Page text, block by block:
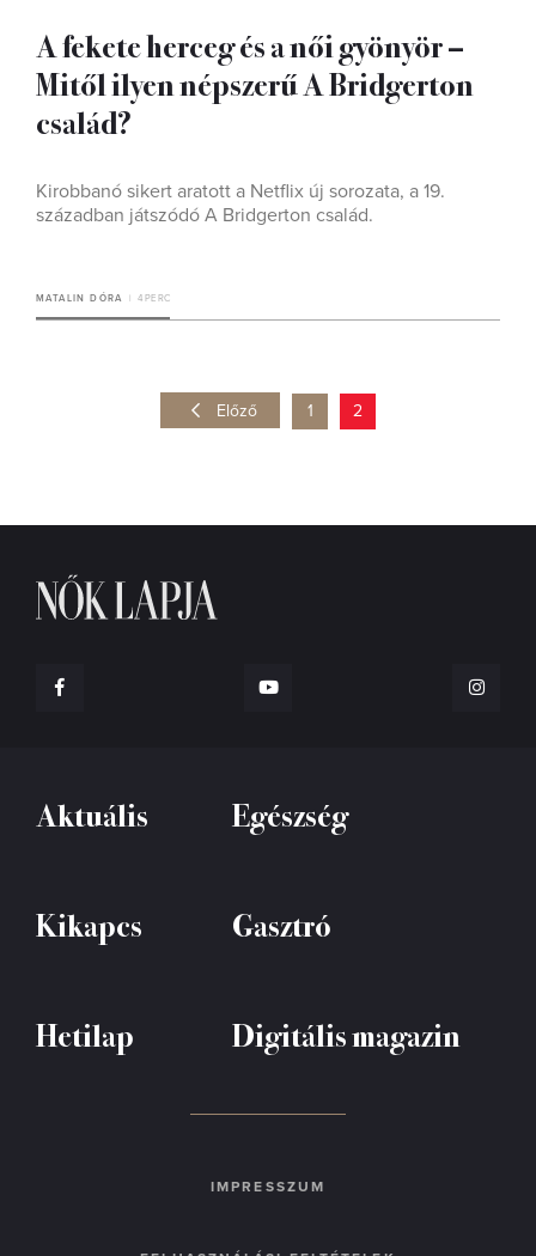
A fekete herceg és a női gyönyör –
Mitől ilyen népszerű A Bridgerton
család?
Kirobbanó sikert aratott a Netflix új sorozata, a 19.
században játszódó A Bridgerton család.
MATALIN DÓRA 4 PERC
Előző 1 2
Aktuális Egészség
Kikapcs Gasztró
Hetilap Digitális magazin
IMPRESSZUM